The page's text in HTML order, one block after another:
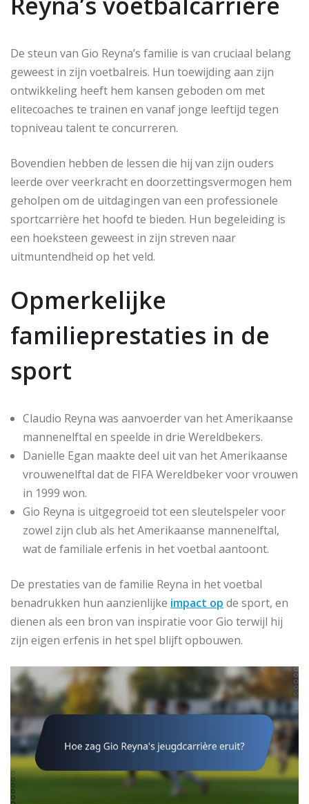
De steun van Gio Reyna’s familie is van cruciaal belang
geweest in zijn voetbalreis. Hun toewijding aan zijn
ontwikkeling heeft hem kansen geboden om met
elitecoaches te trainen en vanaf jonge leeftijd tegen
topniveau talent te concurreren.
Bovendien hebben de lessen die hij van zijn ouders
leerde over veerkracht en doorzettingsvermogen hem
geholpen om de uitdagingen van een professionele
sportcarrière het hoofd te bieden. Hun begeleiding is
een hoeksteen geweest in zijn streven naar
uitmuntendheid op het veld.
Opmerkelijke
familieprestaties in de
sport
Claudio Reyna was aanvoerder van het Amerikaanse
mannenelftal en speelde in drie Wereldbekers.
Danielle Egan maakte deel uit van het Amerikaanse
vrouwenelftal dat de FIFA Wereldbeker voor vrouwen
in 1999 won.
Gio Reyna is uitgegroeid tot een sleutelspeler voor
zowel zijn club als het Amerikaanse mannenelftal,
wat de familiale erfenis in het voetbal aantoont.
De prestaties van de familie Reyna in het voetbal
benadrukken hun aanzienlijke impact op de sport, en
dienen als een bron van inspiratie voor Gio terwijl hij
zijn eigen erfenis in het spel blijft opbouwen.